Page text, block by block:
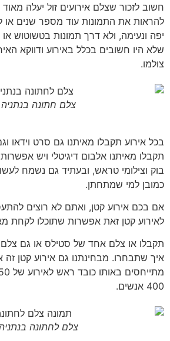
חשוב לזכור שצלם אירועים זול יעלה מאוד
להראות את התמונות עוד מספר שנים או
יפה ונעימה, ולא דרך תמונות בטשוטוש או
שלא היו חשובים בכלל באירוע ודווקא
צולמו.
צלם חתונה בנתניה
בכל אירוע תקבלו מאיתנו גם סרט וידאו
תקבלו מאיתנו אלבום דיגיטלי ויש אפשרות
בוק וצילומי טראש, ובעתיד גם נשמח
כמובן למי שמתחתן.
אם בכם אירוע קטן, ואתם לא רוצים
לאירוע קטן זאת אפשרות שתוכלו לקחת
תקבלו או צלם אחד של סטילס או גם צלם
איך שתבחרו. מבחינתנו גם אירוע קטן זה
מתייחסים באותו כובד ראש לאירוע של
400 אנשים.
צלם לחתונה